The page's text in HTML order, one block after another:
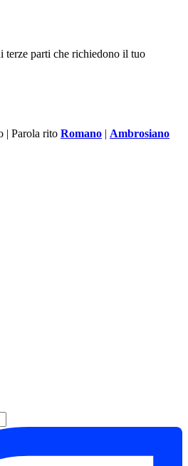
terze parti che richiedono il tuo
| Parola rito Romano | Ambrosiano